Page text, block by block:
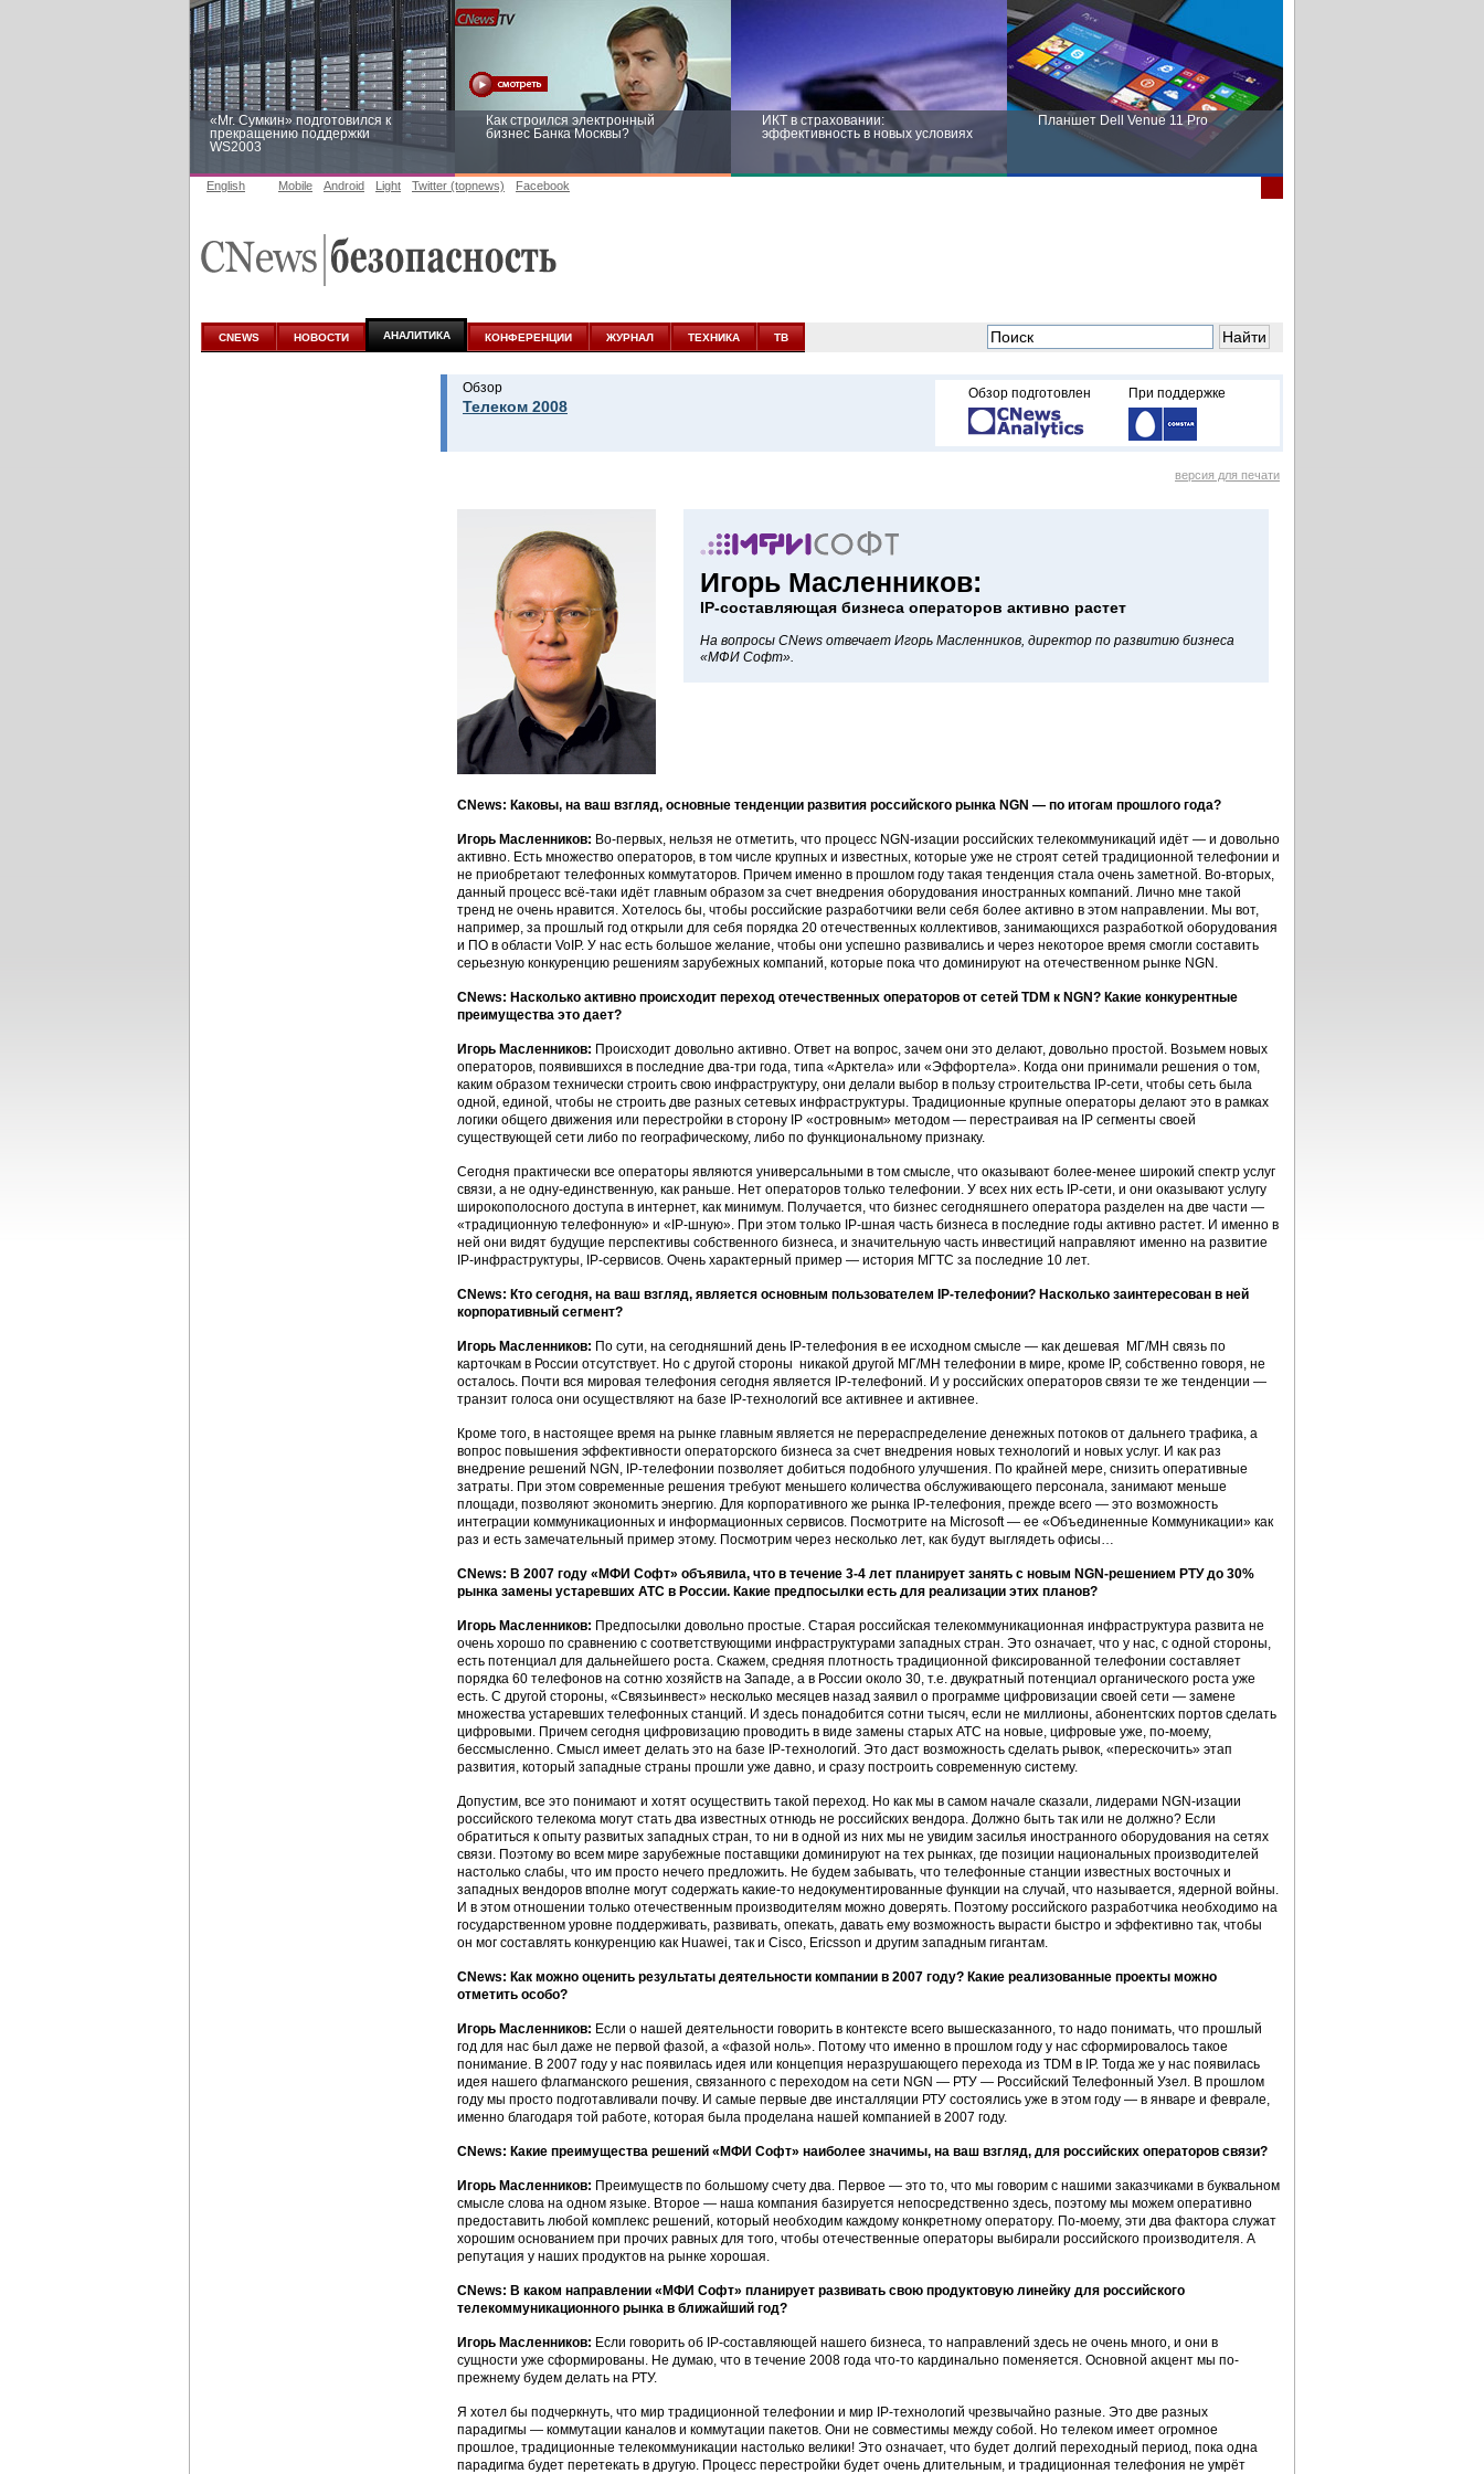
«Mr. Сумкин» подготовился к
прекращению поддержки
WS2003
Как строился электронный
бизнес Банка Москвы?
ИКТ в страховании:
эффективность в новых условиях
Планшет Dell Venue 11 Pro
аналитике
новых условиях
English Mobile Android Light Twitter (topnews) Facebook
CNEWS НОВОСТИ АНАЛИТИКА КОНФЕРЕНЦИИ ЖУРНАЛ ТЕХНИКА ТВ
Обзор
Телеком 2008
Обзор подготовлен При поддержке
версия для печати
Игорь Масленников:
IP-составляющая бизнеса операторов активно растет
На вопросы CNews отвечает Игорь Масленников, директор по развитию бизнеса
«МФИ Софт».
CNews: Каковы, на ваш взгляд, основные тенденции развития российского рынка NGN — по итогам прошлого года?
Игорь Масленников: Во-первых, нельзя не отметить, что процесс NGN-изации российских телекоммуникаций идёт — и довольно
активно. Есть множество операторов, в том числе крупных и известных, которые уже не строят сетей традиционной телефонии и
не приобретают телефонных коммутаторов. Причем именно в прошлом году такая тенденция стала очень заметной. Во-вторых,
данный процесс всё-таки идёт главным образом за счет внедрения оборудования иностранных компаний. Лично мне такой
тренд не очень нравится. Хотелось бы, чтобы российские разработчики вели себя более активно в этом направлении. Мы вот,
например, за прошлый год открыли для себя порядка 20 отечественных коллективов, занимающихся разработкой оборудования
и ПО в области VoIP. У нас есть большое желание, чтобы они успешно развивались и через некоторое время смогли составить
серьезную конкуренцию решениям зарубежных компаний, которые пока что доминируют на отечественном рынке NGN.
CNews: Насколько активно происходит переход отечественных операторов от сетей TDM к NGN? Какие конкурентные
преимущества это дает?
Игорь Масленников: Происходит довольно активно. Ответ на вопрос, зачем они это делают, довольно простой. Возьмем новых
операторов, появившихся в последние два-три года, типа «Арктела» или «Эффортела». Когда они принимали решения о том,
каким образом технически строить свою инфраструктуру, они делали выбор в пользу строительства IP-сети, чтобы сеть была
одной, единой, чтобы не строить две разных сетевых инфраструктуры. Традиционные крупные операторы делают это в рамках
логики общего движения или перестройки в сторону IP «островным» методом — перестраивая на IP сегменты своей
существующей сети либо по географическому, либо по функциональному признаку.
Сегодня практически все операторы являются универсальными в том смысле, что оказывают более-менее широкий спектр услуг
связи, а не одну-единственную, как раньше. Нет операторов только телефонии. У всех них есть IP-cети, и они оказывают услугу
широкополосного доступа в интернет, как минимум. Получается, что бизнес сегодняшнего оператора разделен на две части —
«традиционную телефонную» и «IP-шную». При этом только IP-шная часть бизнеса в последние годы активно растет. И именно в
ней они видят будущие перспективы собственного бизнеса, и значительную часть инвестиций направляют именно на развитие
IP-инфраструктуры, IP-сервисов. Очень характерный пример — история МГТС за последние 10 лет.
CNews: Кто сегодня, на ваш взгляд, является основным пользователем IP-телефонии? Насколько заинтересован в ней
корпоративный сегмент?
Игорь Масленников: По сути, на сегодняшний день IP-телефония в ее исходном смысле — как дешевая МГ/МН связь по
карточкам в России отсутствует. Но с другой стороны никакой другой МГ/МН телефонии в мире, кроме IP, собственно говоря, не
осталось. Почти вся мировая телефония сегодня является IP-телефоний. И у российских операторов связи те же тенденции —
транзит голоса они осуществляют на базе IP-технологий все активнее и активнее.
Кроме того, в настоящее время на рынке главным является не перераспределение денежных потоков от дальнего трафика, а
вопрос повышения эффективности операторского бизнеса за счет внедрения новых технологий и новых услуг. И как раз
внедрение решений NGN, IP-телефонии позволяет добиться подобного улучшения. По крайней мере, снизить оперативные
затраты. При этом современные решения требуют меньшего количества обслуживающего персонала, занимают меньше
площади, позволяют экономить энергию. Для корпоративного же рынка IP-телефония, прежде всего — это возможность
интеграции коммуникационных и информационных сервисов. Посмотрите на Microsoft — ее «Объединенные Коммуникации» как
раз и есть замечательный пример этому. Посмотрим через несколько лет, как будут выглядеть офисы…
CNews: В 2007 году «МФИ Софт» объявила, что в течение 3-4 лет планирует занять с новым NGN-решением РТУ до 30%
рынка замены устаревших АТС в России. Какие предпосылки есть для реализации этих планов?
Игорь Масленников: Предпосылки довольно простые. Старая российская телекоммуникационная инфраструктура развита не
очень хорошо по сравнению с соответствующими инфраструктурами западных стран. Это означает, что у нас, с одной стороны,
есть потенциал для дальнейшего роста. Скажем, средняя плотность традиционной фиксированной телефонии составляет
порядка 60 телефонов на сотню хозяйств на Западе, а в России около 30, т.е. двукратный потенциал органического роста уже
есть. С другой стороны, «Связьинвест» несколько месяцев назад заявил о программе цифровизации своей сети — замене
множества устаревших телефонных станций. И здесь понадобится сотни тысяч, если не миллионы, абонентских портов сделать
цифровыми. Причем сегодня цифровизацию проводить в виде замены старых АТС на новые, цифровые уже, по-моему,
бессмысленно. Смысл имеет делать это на базе IP-технологий. Это даст возможность сделать рывок, «перескочить» этап
развития, который западные страны прошли уже давно, и сразу построить современную систему.
Допустим, все это понимают и хотят осуществить такой переход. Но как мы в самом начале сказали, лидерами NGN-изации
российского телекома могут стать два известных отнюдь не российских вендора. Должно быть так или не должно? Если
обратиться к опыту развитых западных стран, то ни в одной из них мы не увидим засилья иностранного оборудования на сетях
связи. Поэтому во всем мире зарубежные поставщики доминируют на тех рынках, где позиции национальных производителей
настолько слабы, что им просто нечего предложить. Не будем забывать, что телефонные станции известных восточных и
западных вендоров вполне могут содержать какие-то недокументированные функции на случай, что называется, ядерной войны.
И в этом отношении только отечественным производителям можно доверять. Поэтому российского разработчика необходимо на
государственном уровне поддерживать, развивать, опекать, давать ему возможность вырасти быстро и эффективно так, чтобы
он мог составлять конкуренцию как Huawei, так и Cisco, Ericsson и другим западным гигантам.
CNews: Как можно оценить результаты деятельности компании в 2007 году? Какие реализованные проекты можно
отметить особо?
Игорь Масленников: Если о нашей деятельности говорить в контексте всего вышесказанного, то надо понимать, что прошлый
год для нас был даже не первой фазой, а «фазой ноль». Потому что именно в прошлом году у нас сформировалось такое
понимание. В 2007 году у нас появилась идея или концепция неразрушающего перехода из TDM в IP. Тогда же у нас появилась
идея нашего флагманского решения, связанного с переходом на сети NGN — РТУ — Российский Телефонный Узел. В прошлом
году мы просто подготавливали почву. И самые первые две инсталляции РТУ состоялись уже в этом году — в январе и феврале,
именно благодаря той работе, которая была проделана нашей компанией в 2007 году.
CNews: Какие преимущества решений «МФИ Софт» наиболее значимы, на ваш взгляд, для российских операторов связи?
Игорь Масленников: Преимуществ по большому счету два. Первое — это то, что мы говорим с нашими заказчиками в буквальном
смысле слова на одном языке. Второе — наша компания базируется непосредственно здесь, поэтому мы можем оперативно
предоставить любой комплекс решений, который необходим каждому конкретному оператору. По-моему, эти два фактора служат
хорошим основанием при прочих равных для того, чтобы отечественные операторы выбирали российского производителя. А
репутация у наших продуктов на рынке хорошая.
CNews: В каком направлении «МФИ Софт» планирует развивать свою продуктовую линейку для российского
телекоммуникационного рынка в ближайший год?
Игорь Масленников: Если говорить об IP-составляющей нашего бизнеса, то направлений здесь не очень много, и они в
сущности уже сформированы. Не думаю, что в течение 2008 года что-то кардинально поменяется. Основной акцент мы по-
прежнему будем делать на РТУ.
Я хотел бы подчеркнуть, что мир традиционной телефонии и мир IP-технологий чрезвычайно разные. Это две разных
парадигмы — коммутации каналов и коммутации пакетов. Они не совместимы между собой. Но телеком имеет огромное
прошлое, традиционные телекоммуникации настолько велики! Это означает, что будет долгий переходный период, пока одна
парадигма будет перетекать в другую. Процесс перестройки будет очень длительным, и традиционная телефония не умрёт